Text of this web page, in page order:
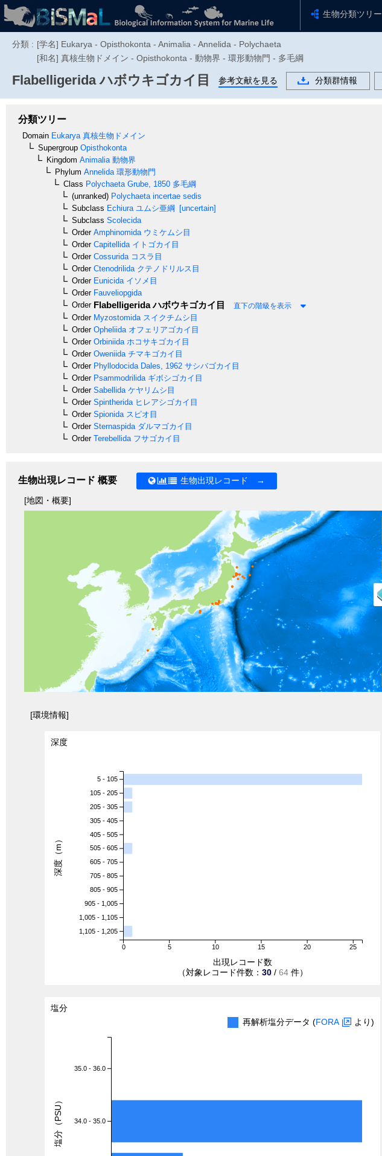
生物分類ツリー
分類 : [学名] Eukarya - Opisthokonta - Animalia - Annelida - Polychaeta
[和名] 真核生物ドメイン - Opisthokonta - 動物界 - 環形動物門 - 多毛綱
Flabelligeridaハボウキゴカイ目 参考文献を見る 分類群情報
分類ツリー
Domain Eukarya 真核生物ドメイン
Supergroup Opisthokonta
Kingdom Animalia 動物界
Phylum Annelida 環形動物門
Class Polychaeta Grube, 1850 多毛綱
(unranked) Polychaeta incertae sedis
Subclass Echiura ユムシ亜綱
[uncertain]
Subclass Scolecida
OrderAmphinomida ウミケムシ目
OrderCapitellida イトゴカイ目
OrderCossurida コスラ目
OrderCtenodrilida クテノドリルス目
OrderEunicida イソメ目
OrderFauveliopgida
OrderFlabelligeridaハボウキゴカイ目 直下の階級を表示
OrderMyzostomida スイクチムシ目
OrderOpheliida オフェリアゴカイ目
OrderOrbiniida ホコサキゴカイ目
OrderOweniida チマキゴカイ目
OrderPhyllodocida Dales, 1962 サシバゴカイ目
OrderPsammodrilida ギボシゴカイ目
OrderSabellida ケヤリムシ目
OrderSpintherida ヒレアシゴカイ目
OrderSpionida スピオ目
OrderSternaspida ダルマゴカイ目
OrderTerebellida フサゴカイ目
生物出現レコード 概要 生物出現レコード →
[地図・概要]
[環境情報]
深度
0 5 10 15 20 25
5 - 105
105 - 205
205 - 305
305 - 405
405 - 505
505 - 605
605 - 705
705 - 805
805 - 905
905 - 1,005
1,005 - 1,105
1,105 - 1,205
出現レコード数
（対象レコード件数： 30 / 64 件）
深度（m）
塩分
再解析塩分データ (FORA より)
35.0 - 36.0
34.0 - 35.0
塩分（PSU）